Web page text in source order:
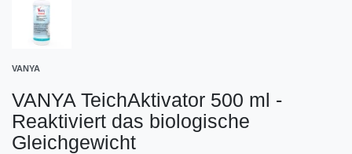
VANYA
VANYA TeichAktivator 500 ml -
Reaktiviert das biologische
Gleichgewicht